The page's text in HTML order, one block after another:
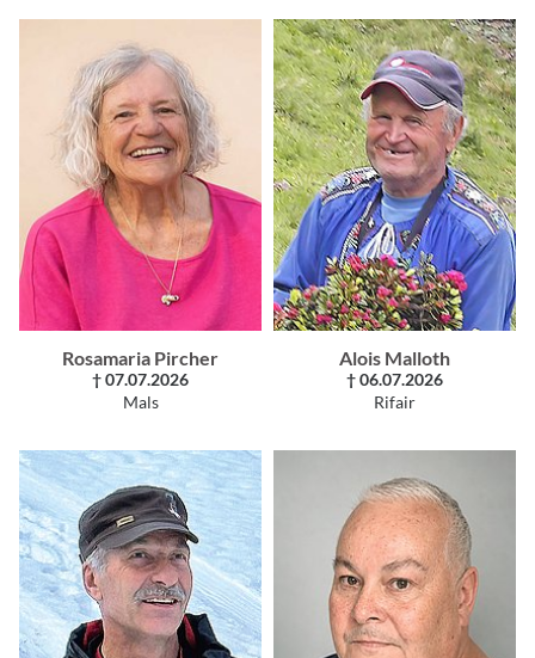
Rosamaria Pircher
† 07.07.2026
Mals
Alois Malloth
† 06.07.2026
Rifair